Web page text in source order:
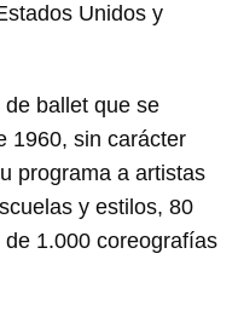
Unidos y
ballet que se
1960, sin carácter
programa a artistas
y estilos, 80
1.000 coreografías